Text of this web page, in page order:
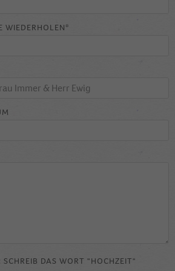
WIEDERHOLEN*
DAS WORT "HOCHZEIT"
cookie is used to store information of
an analytics report of how the